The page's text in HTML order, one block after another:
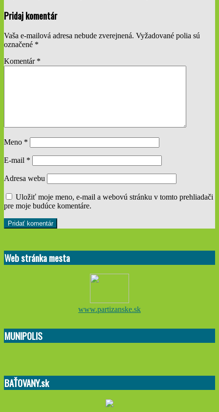
2019-
11-
Pridaj komentár
Vaša e-mailová adresa nebude zverejnená. Vyžadované polia sú
označené *
Komentár *
Meno *
E-mail *
Adresa webu
Uložiť moje meno, e-mail a webovú stránku v tomto prehliadači
pre moje budúce komentáre.
Web stránka mesta
www.partizanske.sk
MUNIPOLIS
BAŤOVANY.sk